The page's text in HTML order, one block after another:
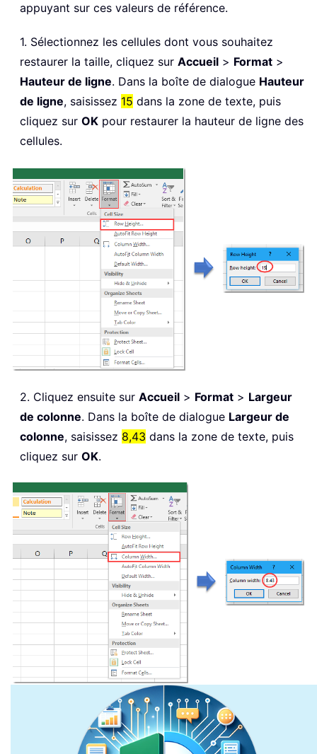
appuyant sur ces valeurs de référence.
1. Sélectionnez les cellules dont vous souhaitez
restaurer la taille, cliquez sur Accueil > Format >
Hauteur de ligne. Dans la boîte de dialogue Hauteur
de ligne, saisissez 15 dans la zone de texte, puis
cliquez sur OK pour restaurer la hauteur de ligne des
cellules.
2. Cliquez ensuite sur Accueil > Format > Largeur
de colonne. Dans la boîte de dialogue Largeur de
colonne, saisissez 8,43 dans la zone de texte, puis
cliquez sur OK.